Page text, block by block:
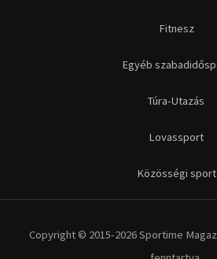
Fitnesz
Egyéb
Túra-Utazás
Lovassport
Közösségi sport
Copyright © 2015-2026 Sportime